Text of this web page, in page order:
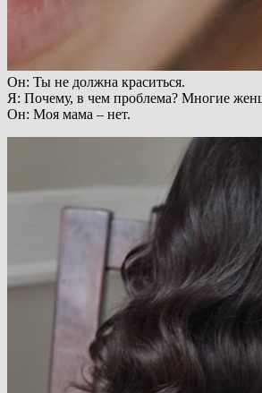
Он: Ты не должна краситься.
Я: Почему, в чем проблема? Многие
Он: Моя мама – нет.